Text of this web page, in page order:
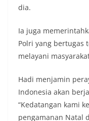
dia.
Ia juga
Polri yang bertugas
melayani
Hadi menjamin
Indonesia akan
“Kedatangan kami
pengamanan Natal